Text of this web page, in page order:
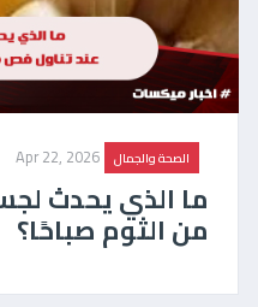
الصحة والجمال Apr 22, 2026
ما الذي يحدث
من الثوم صباحًا؟